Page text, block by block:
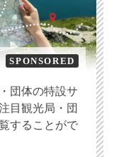
SPONSORED
団体の特設サ
目観光局・団
することがで